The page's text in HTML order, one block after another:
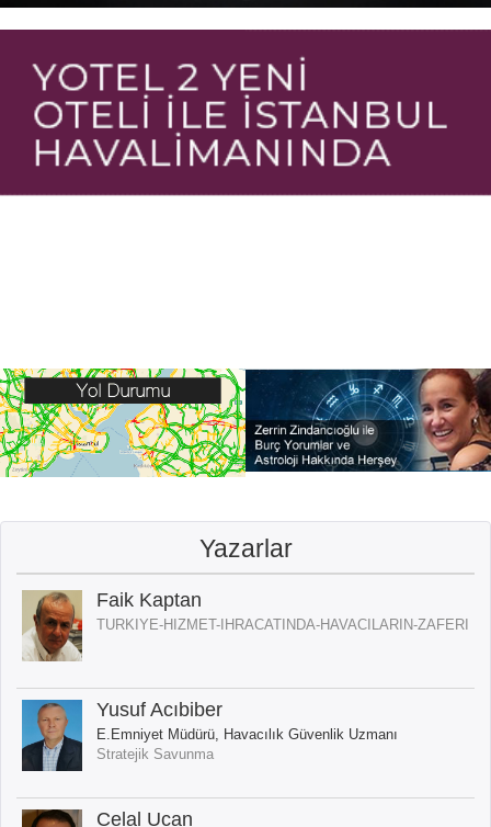
Yazarlar
Faik Kaptan
TURKIYE-HIZMET-IHRACATINDA-HAVACILARIN-ZAFERI
Yusuf Acıbiber
E.Emniyet Müdürü, Havacılık Güvenlik Uzmanı
Stratejik Savunma
Celal Ucan